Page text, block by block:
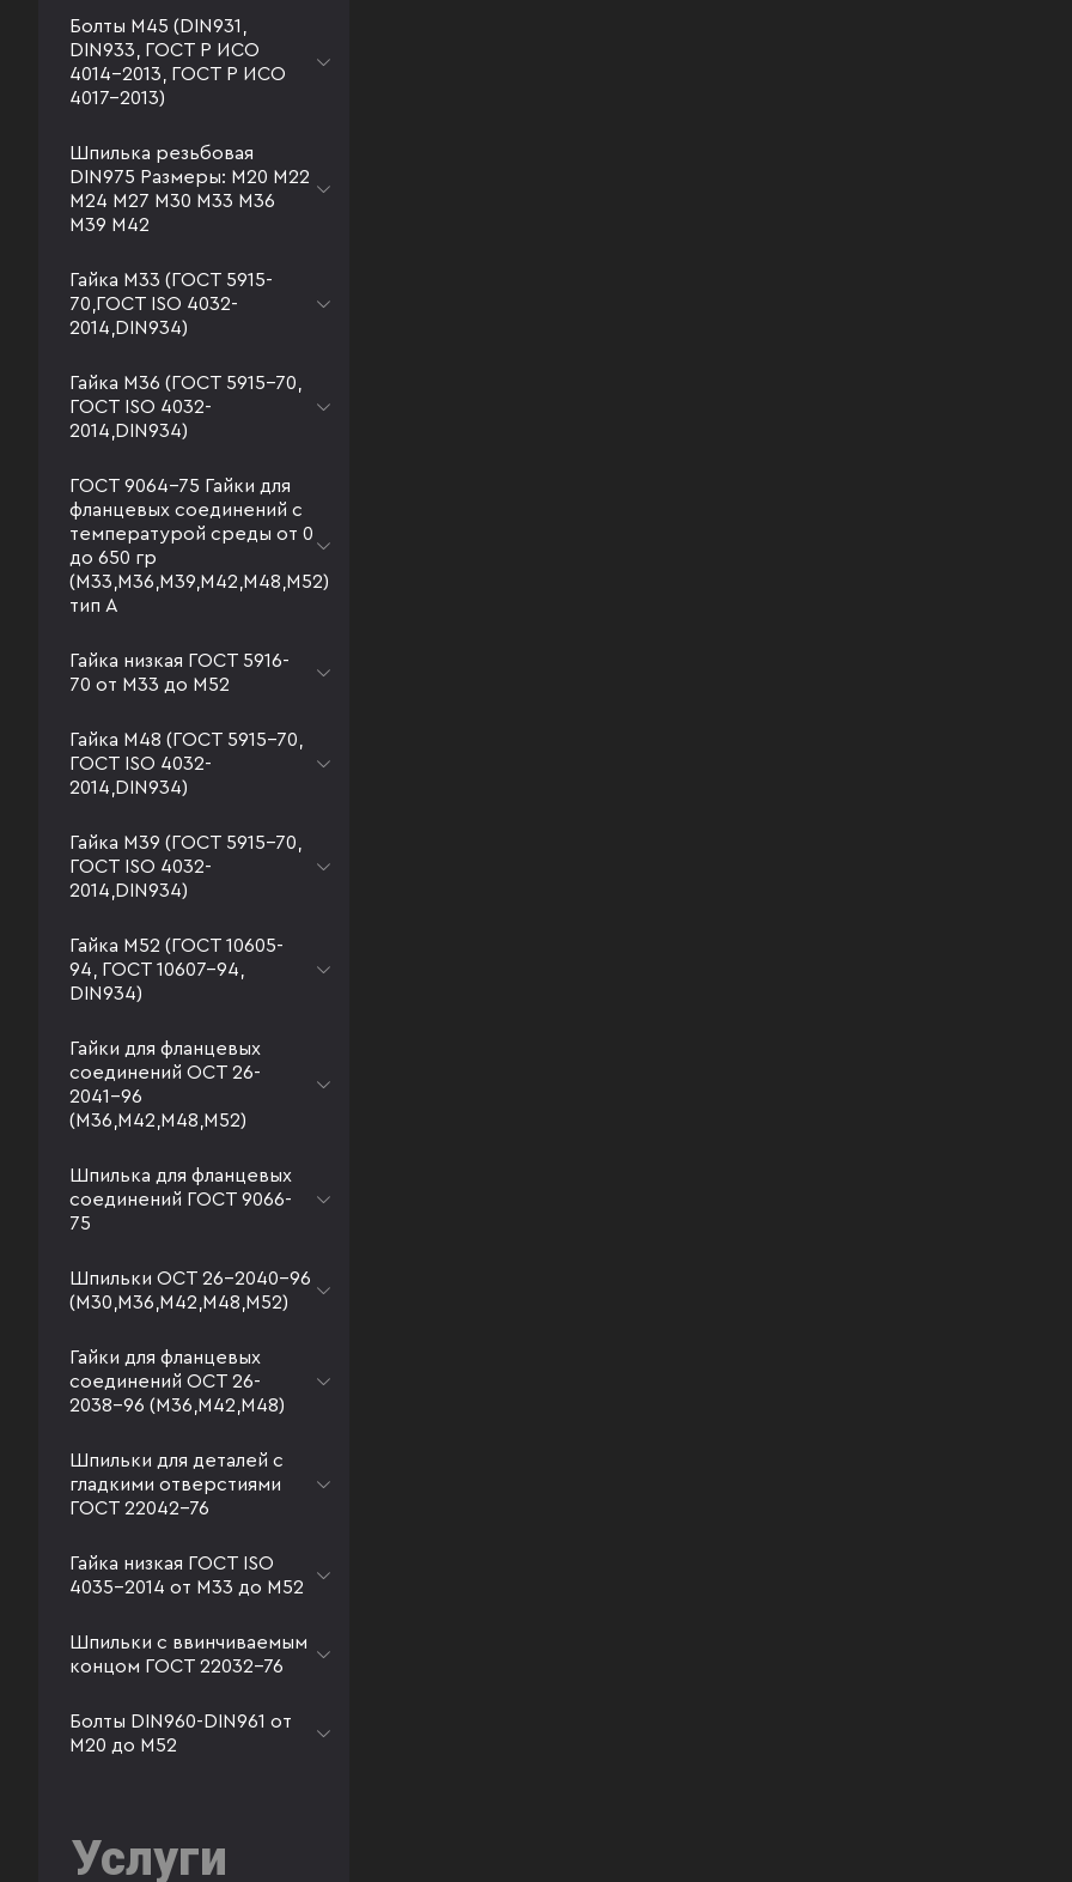
Болты М45 (DIN931,
DIN933, ГОСТ Р ИСО
4014-2013, ГОСТ Р ИСО
4017-2013)
Шпилька резьбовая
DIN975 Размеры: М20 М22
М24 М27 М30 М33 М36
М39 М42
Гайка М33 (ГОСТ 5915-
70,ГОСТ ISO 4032-
2014,DIN934)
Гайка М36 (ГОСТ 5915-70,
ГОСТ ISO 4032-
2014,DIN934)
ГОСТ 9064-75 Гайки для
фланцевых соединений с
температурой среды от 0
до 650 гр
(М33,М36,М39,М42,М48,М52)
тип А
Гайка низкая ГОСТ 5916-
70 от М33 до М52
Гайка М48 (ГОСТ 5915-70,
ГОСТ ISO 4032-
2014,DIN934)
Гайка М39 (ГОСТ 5915-70,
ГОСТ ISO 4032-
2014,DIN934)
Гайка М52 (ГОСТ 10605-
94, ГОСТ 10607-94,
DIN934)
Гайки для фланцевых
соединений ОСТ 26-
2041-96
(М36,М42,М48,М52)
Шпилька для фланцевых
соединений ГОСТ 9066-
75
Шпильки ОСТ 26-2040-96
(М30,М36,М42,М48,М52)
Гайки для фланцевых
соединений ОСТ 26-
2038-96 (М36,М42,М48)
Шпильки для деталей с
гладкими отверстиями
ГОСТ 22042-76
Гайка низкая ГОСТ ISO
4035-2014 от М33 до М52
Шпильки с ввинчиваемым
концом ГОСТ 22032-76
Болты DIN960-DIN961 от
М20 до М52
Услуги